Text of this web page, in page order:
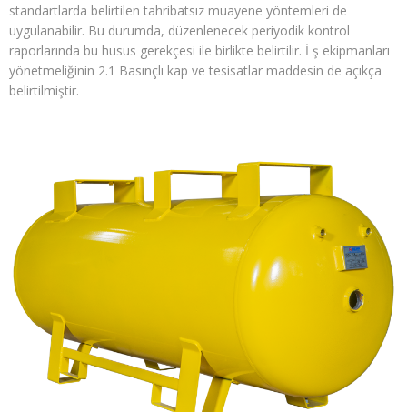
standartlarda belirtilen tahribatsız muayene yöntemleri de
uygulanabilir. Bu durumda, düzenlenecek periyodik kontrol
raporlarında bu husus gerekçesi ile birlikte belirtilir. İ ş ekipmanları
yönetmeliğinin 2.1 Basınçlı kap ve tesisatlar maddesin de açıkça
belirtilmiştir.